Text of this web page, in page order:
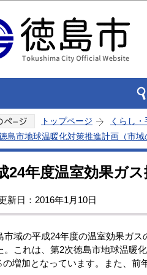
トップページ
くらし
島市地球温暖化対策推進計画（市
24年度温室効果ガ
新日：2016年1月10日
域の平成24年度の温室効果ガス
。これは、第2次徳島市地球温暖
の増加となっています。また、前